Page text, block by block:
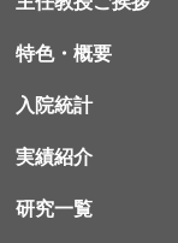
特色・概要
入院統計
実績紹介
研究一覧